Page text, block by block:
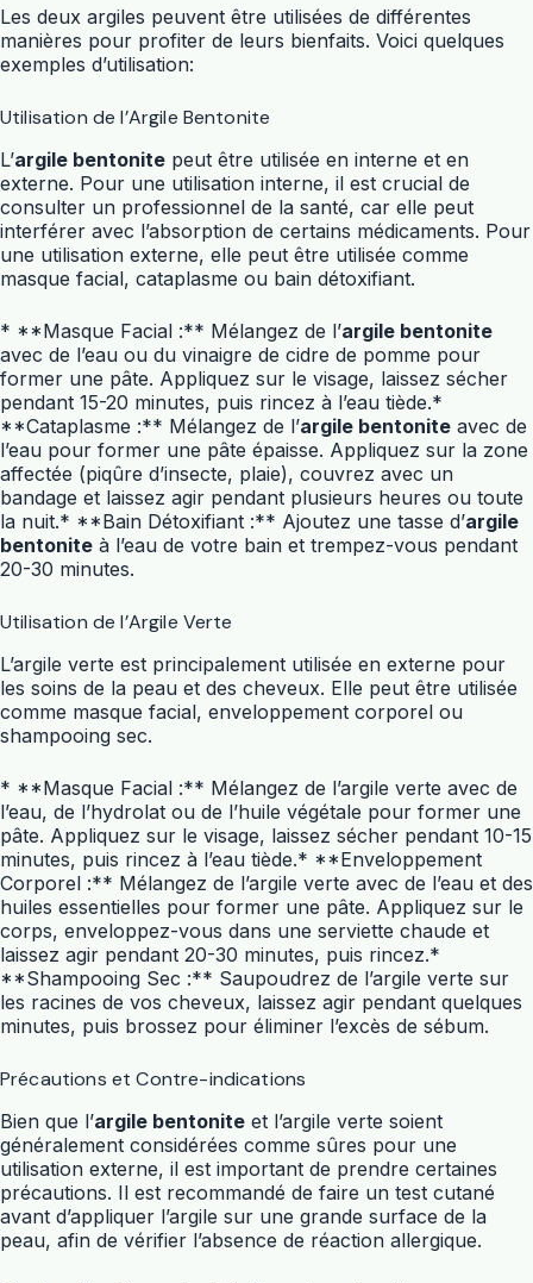
Les deux argiles peuvent être utilisées de différentes
manières pour profiter de leurs bienfaits. Voici quelques
exemples d’utilisation:
Utilisation de l’Argile Bentonite
L’argile bentonite peut être utilisée en interne et en
externe. Pour une utilisation interne, il est crucial de
consulter un professionnel de la santé, car elle peut
interférer avec l’absorption de certains médicaments. Pour
une utilisation externe, elle peut être utilisée comme
masque facial, cataplasme ou bain détoxifiant.
* **Masque Facial :** Mélangez de l’argile bentonite
avec de l’eau ou du vinaigre de cidre de pomme pour
former une pâte. Appliquez sur le visage, laissez sécher
pendant 15-20 minutes, puis rincez à l’eau tiède.*
**Cataplasme :** Mélangez de l’argile bentonite avec de
l’eau pour former une pâte épaisse. Appliquez sur la zone
affectée (piqûre d’insecte, plaie), couvrez avec un
bandage et laissez agir pendant plusieurs heures ou toute
la nuit.* **Bain Détoxifiant :** Ajoutez une tasse d’argile
bentonite à l’eau de votre bain et trempez-vous pendant
20-30 minutes.
Utilisation de l’Argile Verte
L’argile verte est principalement utilisée en externe pour
les soins de la peau et des cheveux. Elle peut être utilisée
comme masque facial, enveloppement corporel ou
shampooing sec.
* **Masque Facial :** Mélangez de l’argile verte avec de
l’eau, de l’hydrolat ou de l’huile végétale pour former une
pâte. Appliquez sur le visage, laissez sécher pendant 10-15
minutes, puis rincez à l’eau tiède.* **Enveloppement
Corporel :** Mélangez de l’argile verte avec de l’eau et des
huiles essentielles pour former une pâte. Appliquez sur le
corps, enveloppez-vous dans une serviette chaude et
laissez agir pendant 20-30 minutes, puis rincez.*
**Shampooing Sec :** Saupoudrez de l’argile verte sur
les racines de vos cheveux, laissez agir pendant quelques
minutes, puis brossez pour éliminer l’excès de sébum.
Précautions et Contre-indications
Bien que l’argile bentonite et l’argile verte soient
généralement considérées comme sûres pour une
utilisation externe, il est important de prendre certaines
précautions. Il est recommandé de faire un test cutané
avant d’appliquer l’argile sur une grande surface de la
peau, afin de vérifier l’absence de réaction allergique.